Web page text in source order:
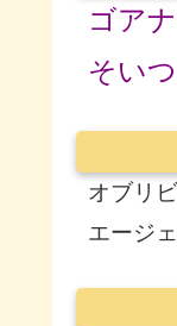
ゴア
そい
オブリ
エージ